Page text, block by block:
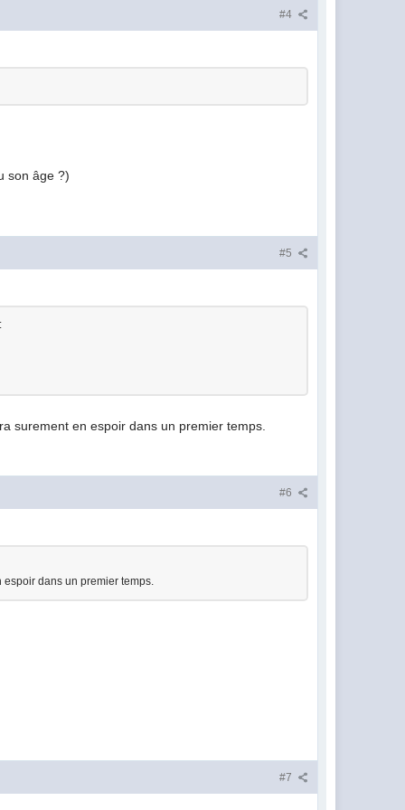
#4
son âge ?)
#5
surement en espoir dans un premier temps.
#6
dans un premier temps.
#7